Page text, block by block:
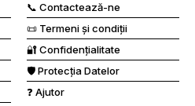
📞 Contactează-ne
📜 Termeni și condiții
🔐 Confidențialitate
🛡️ Protecția Datelor
❓ Ajutor